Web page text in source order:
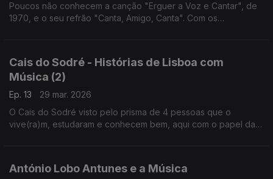
Poucos não conhecem a canção "Erguer a Voz e Cantar", de
1970, e o seu refrão "Canta, Amigo, Canta". Com os
Cais do Sodré - Histórias de Lisboa com
Música (2)
Ep. 13
29 mar. 2026
O Cais do Sodré visto pelo prisma de 4 pessoas que o
vive(ra)m, estudaram e conhecem bem, aqui com o papel das
António Lobo Antunes e a Música